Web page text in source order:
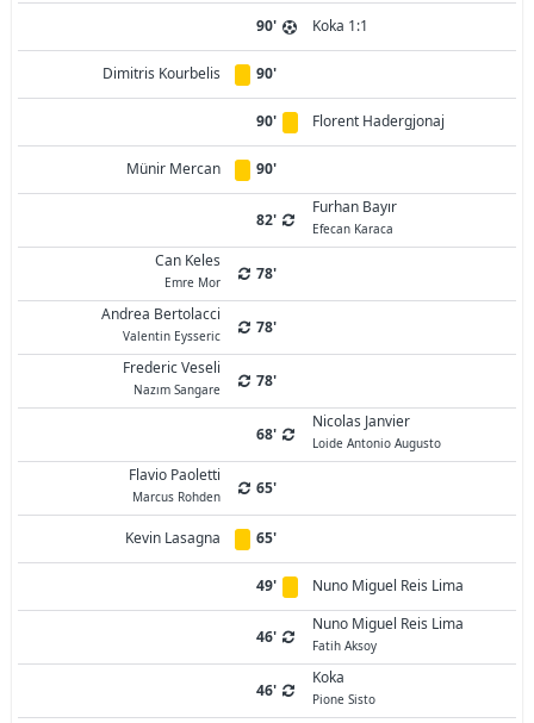
90'
Koka 1:1
Dimitris Kourbelis 90'
90' Florent Hadergjonaj
Münir Mercan 90'
82'
Furhan Bayır
Efecan Karaca
Can Keles
Emre Mor
78'
Andrea Bertolacci
Valentin Eysseric
78'
Frederic Veseli
Nazım Sangare 78'
68'
Nicolas Janvier
Loide Antonio Augusto
Flavio Paoletti
Marcus Rohden 65'
Kevin Lasagna 65'
49' Nuno Miguel Reis Lima
46'
Nuno Miguel Reis Lima
Fatih Aksoy
46'
Koka
Pione Sisto